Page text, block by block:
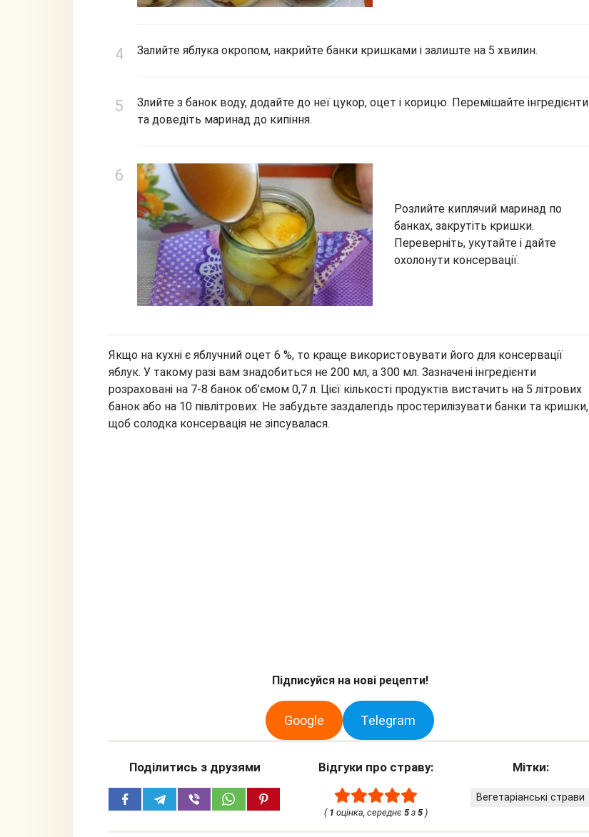
Залийте яблука окропом, накрийте банки кришками і залиште на 5 хвилин.
Злийте з банок воду, додайте до неї цукор, оцет і корицю. Перемішайте інгредієнти
та доведіть маринад до кипіння.
Розлийте киплячий маринад по
банках, закрутіть кришки.
Переверніть, укутайте і дайте
охолонути консервації.
Якщо на кухні є яблучний оцет 6 %, то краще використовувати його для консервації
яблук. У такому разі вам знадобиться не 200 мл, а 300 мл. Зазначені інгредієнти
розраховані на 7-8 банок об’ємом 0,7 л. Цієї кількості продуктів вистачить на 5 літрових
банок або на 10 півлітрових. Не забудьте заздалегідь простерилізувати банки та кришки,
щоб солодка консервація не зіпсувалася.
Підписуйся на нові рецепти!
Google Telegram
Поділитись з друзями Відгуки про страву:
( 1 оцінка, середнє 5з 5)
Мітки:
Вегетаріанські страви